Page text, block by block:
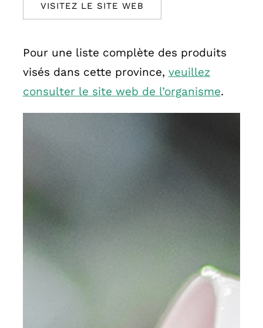
VISITEZ LE SITE WEB
Pour une liste complète des produits
visés dans cette province, veuillez
consulter le site web de l’organisme.